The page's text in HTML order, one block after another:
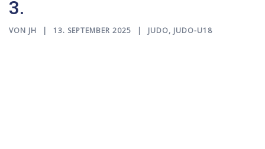
3.
VON JH 13. SEPTEMBER 2025 JUDO, JUDO-U18